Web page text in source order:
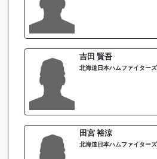
吉田 賢吾
北海道日本ハムファイターズ
田宮 裕涼
北海道日本ハムファイターズ